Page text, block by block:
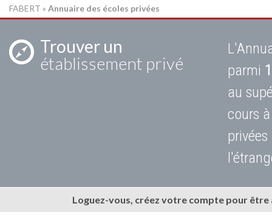
FABERT » Annuaire des écoles privées
Trouver un
établissement privé
parmi
au
cours
Loguez-vous, créez votre compte pour